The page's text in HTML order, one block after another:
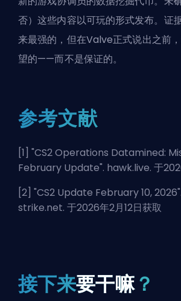
否）这些内容以可玩的形式发布。证
来最强的，但在Valve正式说出之前
望的——而不是保证的。
参考文献
[1] "CS2 Operations Datamined:
February Update". hawk.live. 于
[2] "CS2 Update February 10, 2026
strike.net. 于2026年2月12日获取
接下来要干嘛？